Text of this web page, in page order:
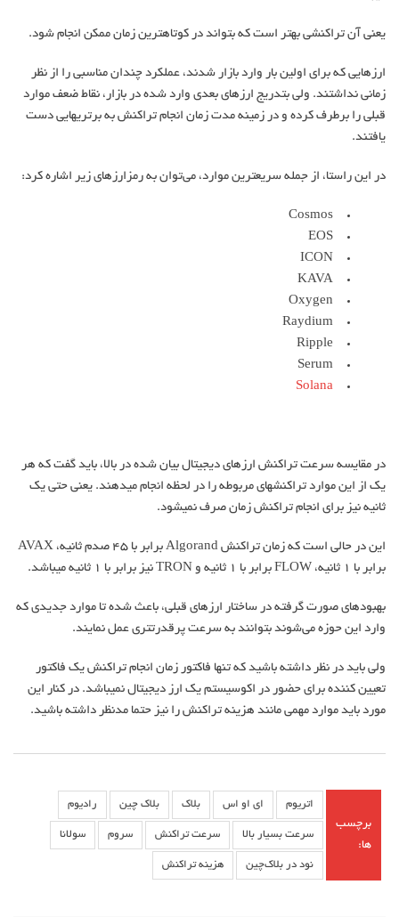
یعنی آن تراکنشی بهتر است که بتواند در کوتاه‎ترین زمان ممکن انجام شود.
ارزهایی که برای اولین بار وارد بازار شدند، عملکرد چندان مناسبی را از نظر
زمانی نداشتند. ولی بتدریج ارزهای بعدی وارد شده در بازار، نقاط ضعف موارد
قبلی را برطرف کرده و در زمینه مدت زمان انجام تراکنش به برتری‎هایی دست
یافتند.
در این راستا، از جمله سریع‎ترین موارد، می‌توان به رمزارزهای زیر اشاره کرد:
Cosmos
EOS
ICON
KAVA
Oxygen
Raydium
Ripple
Serum
Solana
در مقایسه سرعت تراکنش ارزهای دیجیتال بیان شده در بالا، باید گفت که هر
یک از این موارد تراکنش‎های مربوطه را در لحظه انجام می‎دهند. یعنی حتی یک
ثانیه نیز برای انجام تراکنش زمان صرف نمی‎شود.
این در حالی است که زمان تراکنش Algorand برابر با ۴۵ صدم ثانیه، AVAX
برابر با ۱ ثانیه، FLOW برابر با ۱ ثانیه و TRON نیز برابر با ۱ ثانیه می‎باشد.
بهبودهای صورت گرفته در ساختار ارزهای قبلی، باعث شده تا موارد جدیدی که
وارد این حوزه می‏‌شوند بتوانند به سرعت پرقدرت‎تری عمل نمایند.
ولی باید در نظر داشته باشید که تنها فاکتور زمان انجام تراکنش یک فاکتور
تعیین کننده برای حضور در اکوسیستم یک ارز دیجیتال نمی‎باشد. در کنار این
مورد باید موارد مهمی مانند هزینه تراکنش را نیز حتما مدنظر داشته باشید.
برچسب
ها:
اتریوم ای او اس بلاک بلاک چین رادیوم
سرعت بسیار بالا سرعت تراکنش سروم سولانا
نود در بلاک‌چین هزینه تراکنش